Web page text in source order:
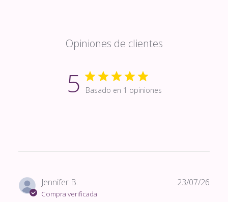
Opiniones de clientes
5 Basado en 1 opiniones
Jennifer B.
Compra verificada
23/07/26